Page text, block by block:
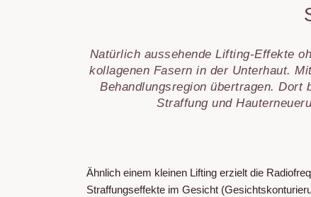
Transdermale
SculpSure-
Chemical
Mesotherapie
Übermäßiges
Natürlich aussehende Lifting-Effekte
kollagenen Fasern in der Unterhaut.
Behandlungsregion übertragen.
Straffung und
Ähnlich einem kleinen Lifting erzielt die
Straffungseffekte im Gesicht